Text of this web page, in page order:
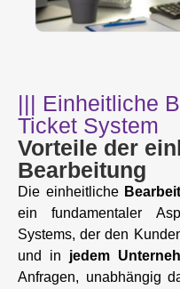
||| Einheitliche
Ticket System
Vorteile der
Bearbeitung
Die einheitliche
ein fundamentaler
Systems, der den
und in jedem
Anfragen, unabhängig